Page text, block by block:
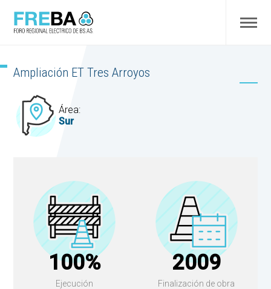
Ampliación ET Tres Arroyos
Área:
Sur
100%
Ejecución
2009
Finalización de obra